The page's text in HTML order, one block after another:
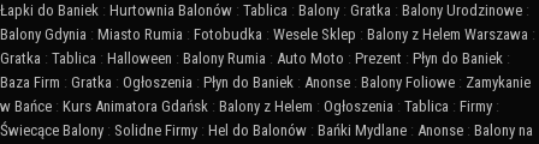
Łapki do Baniek : Hurtownia Balonów : Tablica : Balony : Gratka : Balony Urodzinowe :
Balony Gdynia : Miasto Rumia : Fotobudka : Wesele Sklep : Balony z Helem Warszawa :
Gratka : Tablica : Halloween : Balony Rumia : Auto Moto : Prezent : Płyn do Baniek :
Baza Firm : Gratka : Ogłoszenia : Płyn do Baniek : Anonse : Balony Foliowe : Zamykanie
w Bańce : Kurs Animatora Gdańsk : Balony z Helem : Ogłoszenia : Tablica : Firmy :
Świecące Balony : Solidne Firmy : Hel do Balonów : Bańki Mydlane : Anonse : Balony na